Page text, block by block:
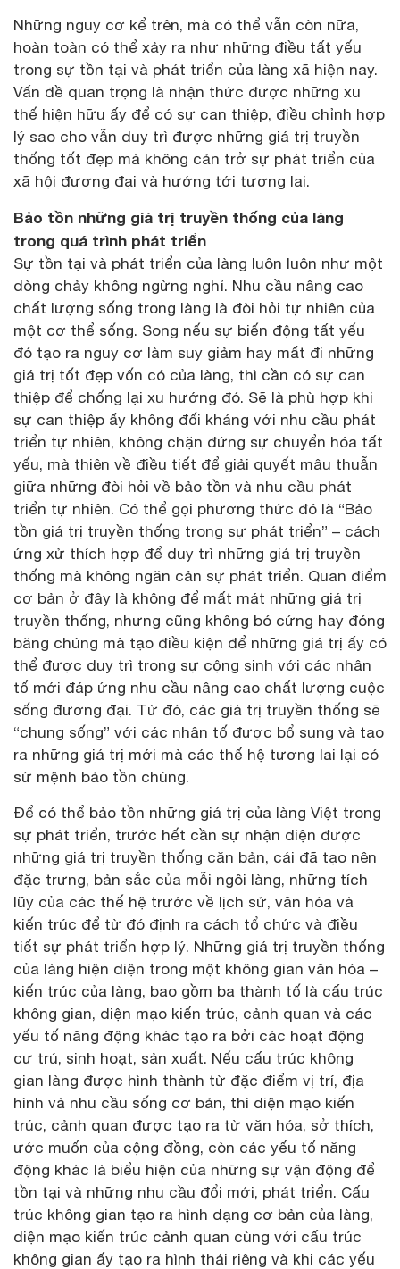
Những nguy cơ kể trên, mà có thể vẫn còn nữa,
hoàn toàn có thể xảy ra như những điều tất yếu
trong sự tồn tại và phát triển của làng xã hiện nay.
Vấn đề quan trọng là nhận thức được những xu
thế hiện hữu ấy để có sự can thiệp, điều chỉnh hợp
lý sao cho vẫn duy trì được những giá trị truyền
thống tốt đẹp mà không cản trở sự phát triển của
xã hội đương đại và hướng tới tương lai.
Bảo tồn những giá trị truyền thống của làng
trong quá trình phát triển
Sự tồn tại và phát triển của làng luôn luôn như một
dòng chảy không ngừng nghỉ. Nhu cầu nâng cao
chất lượng sống trong làng là đòi hỏi tự nhiên của
một cơ thể sống. Song nếu sự biến động tất yếu
đó tạo ra nguy cơ làm suy giảm hay mất đi những
giá trị tốt đẹp vốn có của làng, thì cần có sự can
thiệp để chống lại xu hướng đó. Sẽ là phù hợp khi
sự can thiệp ấy không đối kháng với nhu cầu phát
triển tự nhiên, không chặn đứng sự chuyển hóa tất
yếu, mà thiên về điều tiết để giải quyết mâu thuẫn
giữa những đòi hỏi về bảo tồn và nhu cầu phát
triển tự nhiên. Có thể gọi phương thức đó là “Bảo
tồn giá trị truyền thống trong sự phát triển” – cách
ứng xử thích hợp để duy trì những giá trị truyền
thống mà không ngăn cản sự phát triển. Quan điểm
cơ bản ở đây là không để mất mát những giá trị
truyền thống, nhưng cũng không bó cứng hay đóng
băng chúng mà tạo điều kiện để những giá trị ấy có
thể được duy trì trong sự cộng sinh với các nhân
tố mới đáp ứng nhu cầu nâng cao chất lượng cuộc
sống đương đại. Từ đó, các giá trị truyền thống sẽ
“chung sống” với các nhân tố được bổ sung và tạo
ra những giá trị mới mà các thế hệ tương lai lại có
sứ mệnh bảo tồn chúng.
Để có thể bảo tồn những giá trị của làng Việt trong
sự phát triển, trước hết cần sự nhận diện được
những giá trị truyền thống căn bản, cái đã tạo nên
đặc trưng, bản sắc của mỗi ngôi làng, những tích
lũy của các thế hệ trước về lịch sử, văn hóa và
kiến trúc để từ đó định ra cách tổ chức và điều
tiết sự phát triển hợp lý. Những giá trị truyền thống
của làng hiện diện trong một không gian văn hóa –
kiến trúc của làng, bao gồm ba thành tố là cấu trúc
không gian, diện mạo kiến trúc, cảnh quan và các
yếu tố năng động khác tạo ra bởi các hoạt động
cư trú, sinh hoạt, sản xuất. Nếu cấu trúc không
gian làng được hình thành từ đặc điểm vị trí, địa
hình và nhu cầu sống cơ bản, thì diện mạo kiến
trúc, cảnh quan được tạo ra từ văn hóa, sở thích,
ước muốn của cộng đồng, còn các yếu tố năng
động khác là biểu hiện của những sự vận động để
tồn tại và những nhu cầu đổi mới, phát triển. Cấu
trúc không gian tạo ra hình dạng cơ bản của làng,
diện mạo kiến trúc cảnh quan cùng với cấu trúc
không gian ấy tạo ra hình thái riêng và khi các yếu